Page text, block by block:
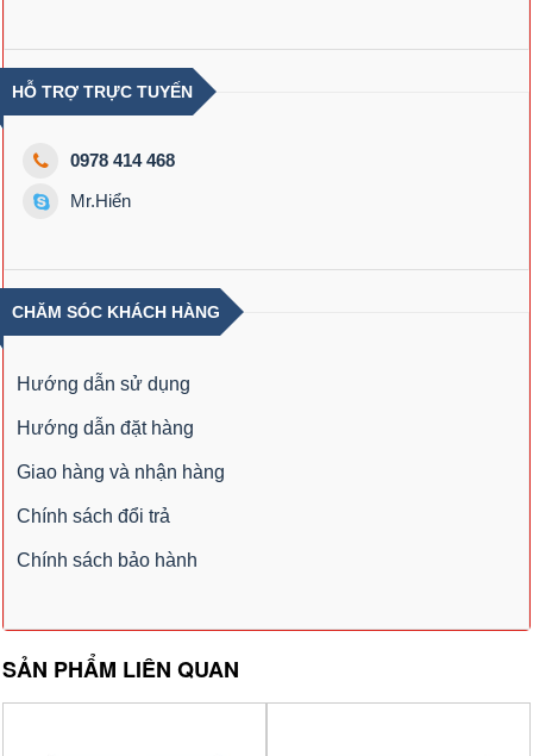
HỖ TRỢ TRỰC TUYẾN
0978 414 468
Mr.Hiển
CHĂM SÓC KHÁCH HÀNG
Hướng dẫn sử dụng
Hướng dẫn đặt hàng
Giao hàng và nhận hàng
Chính sách đổi trả
Chính sách bảo hành
SẢN PHẨM LIÊN QUAN